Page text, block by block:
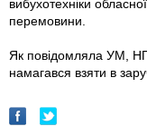
вибухотехніки
перемовини.
Як повідомляла УМ, НП
намагався взяти в